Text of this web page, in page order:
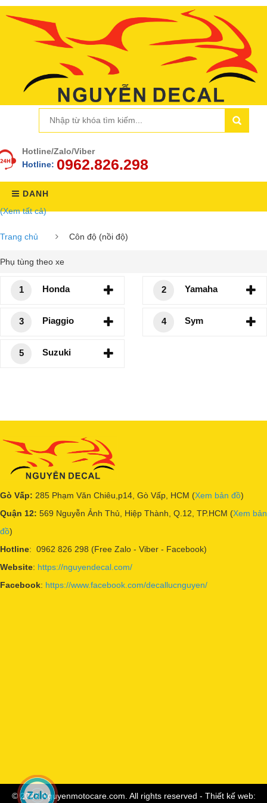
Hotline/Zalo/Viber
Hotline: 0962.826.298
DANH
(Xem tất cả)
Trang chủ Côn độ (nồi độ)
Phụ tùng theo xe
1 Honda 2 Yamaha
3 Piaggio 4 Sym
5 Suzuki
Gò Vấp: 285 Phạm Văn Chiêu,p14, Gò Vấp, HCM (Xem bản đồ)
Quận 12: 569 Nguyễn Ảnh Thủ, Hiệp Thành, Q.12, TP.HCM (Xem bản
đồ)
Hotline: 0962 826 298 (Free Zalo - Viber - Facebook)
Website: https://nguyendecal.com/
Facebook: https://www.facebook.com/decallucnguyen/
© 2023 Nguyenmotocare.com. All rights reserved - Thiết kế web: